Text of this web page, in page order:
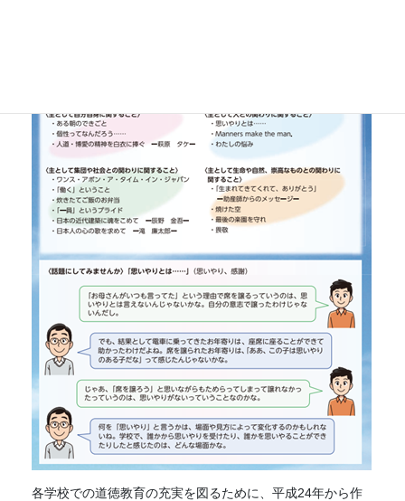
各学校での道徳教育の充実を図るために、平成24年から作